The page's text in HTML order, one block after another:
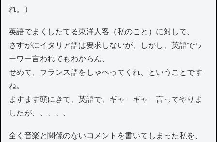
れ。）
英語でまくしたてる東洋人客（私のこと）に対して、
さすがにイタリア語は要求しないが、しかし、英語でワ
ーワー言われてもわからん、
せめて、フランス語をしゃべってくれ、ということです
ね。
ますます頭にきて、英語で、ギャーギャー言ってやりま
したが、、、、、
全く音楽と関係のないコメントを書いてしまった私を、